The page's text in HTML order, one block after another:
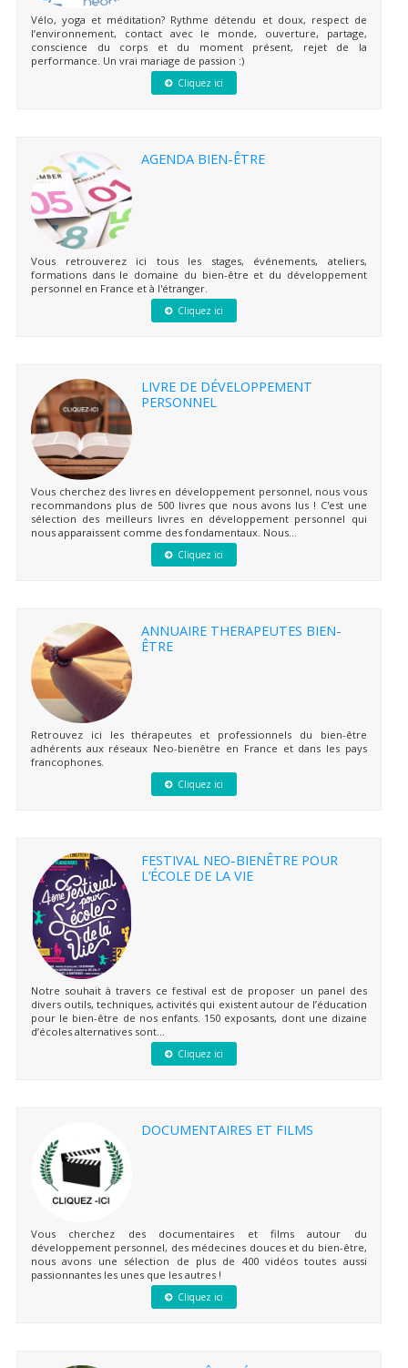
Vélo, yoga et méditation? Rythme détendu et doux, respect de
l’environnement, contact avec le monde, ouverture, partage,
conscience du corps et du moment présent, rejet de la
performance. Un vrai mariage de passion :)
Cliquez ici
AGENDA BIEN-ÊTRE
Vous retrouverez ici tous les stages, événements, ateliers,
formations dans le domaine du bien-être et du développement
personnel en France et à l'étranger.
Cliquez ici
LIVRE DE DÉVELOPPEMENT
PERSONNEL
Vous cherchez des livres en développement personnel, nous vous
recommandons plus de 500 livres que nous avons lus ! C'est une
sélection des meilleurs livres en développement personnel qui
nous apparaissent comme des fondamentaux. Nous...
Cliquez ici
ANNUAIRE THERAPEUTES BIEN-
ÊTRE
Retrouvez ici les thérapeutes et professionnels du bien-être
adhérents aux réseaux Neo-bienêtre en France et dans les pays
francophones.
Cliquez ici
FESTIVAL NEO-BIENÊTRE POUR
L’ÉCOLE DE LA VIE
Notre souhait à travers ce festival est de proposer un panel des
divers outils, techniques, activités qui existent autour de l’éducation
pour le bien-être de nos enfants. 150 exposants, dont une dizaine
d’écoles alternatives sont...
Cliquez ici
DOCUMENTAIRES ET FILMS
Vous cherchez des documentaires et films autour du
développement personnel, des médecines douces et du bien-être,
nous avons une sélection de plus de 400 vidéos toutes aussi
passionnantes les unes que les autres !
Cliquez ici